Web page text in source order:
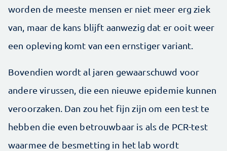
worden de meeste mensen er niet meer erg ziek
van, maar de kans blijft aanwezig dat er ooit weer
een opleving komt van een ernstiger variant.
Bovendien wordt al jaren gewaarschuwd voor
andere virussen, die een nieuwe epidemie kunnen
veroorzaken. Dan zou het fijn zijn om een test te
hebben die even betrouwbaar is als de PCR-test
waarmee de besmetting in het lab wordt